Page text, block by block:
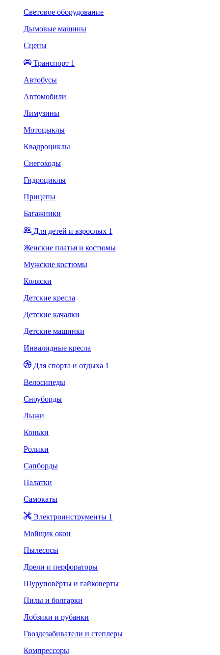
Световое оборудование
Дымовые машины
Сцены
Транспорт 1
Автобусы
Автомобили
Лимузины
Мотоцыклы
Квадроциклы
Снегоходы
Гидроциклы
Прицепы
Багажники
Для детей и взрослых 1
Женские платья и костюмы
Мужские костюмы
Коляски
Детские кресла
Детские качалки
Детские машинки
Инвалидные кресла
Для спорта и отдыха 1
Велосипеды
Сноуборды
Лыжи
Коньки
Ролики
Сапборды
Палатки
Самокаты
Электроинструменты 1
Мойщик окон
Пылесосы
Дрели и перфораторы
Шуруповёрты и гайковерты
Пилы и болгарки
Лобзики и рубанки
Гвоздезабиватели и степлеры
Компрессоры